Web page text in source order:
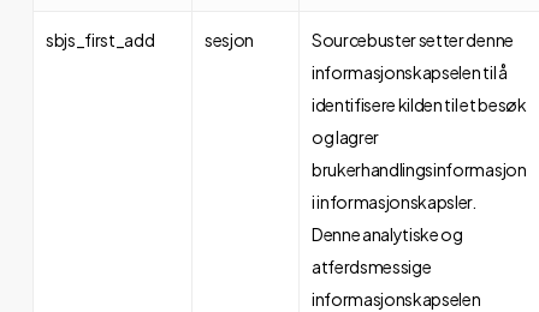
sbjs_first_add sesjon
Sourcebuster setter denne
informasjonskapselen til å
identifisere kilden til et besøk
og lagrer
brukerhandlingsinformasjon
i informasjonskapsler.
Denne analytiske og
atferdsmessige
informasjonskapselen